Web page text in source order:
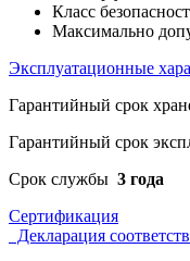
Класс
Максимально
Эксплуатационные
Гарантийный срок
Гарантийный срок
Срок службы 3 года
Сертификация
Декларация